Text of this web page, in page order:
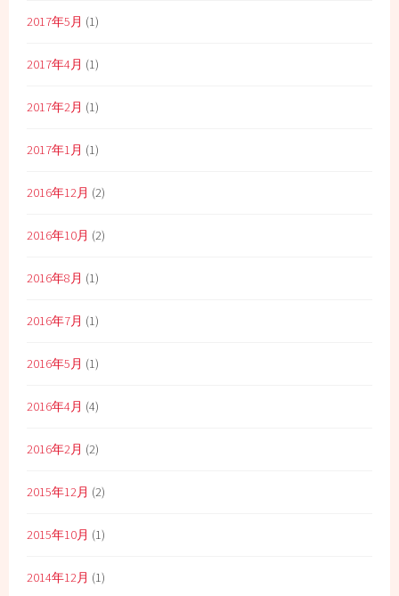
2017年5月 (1)
2017年4月 (1)
2017年2月 (1)
2017年1月 (1)
2016年12月 (2)
2016年10月 (2)
2016年8月 (1)
2016年7月 (1)
2016年5月 (1)
2016年4月 (4)
2016年2月 (2)
2015年12月 (2)
2015年10月 (1)
2014年12月 (1)